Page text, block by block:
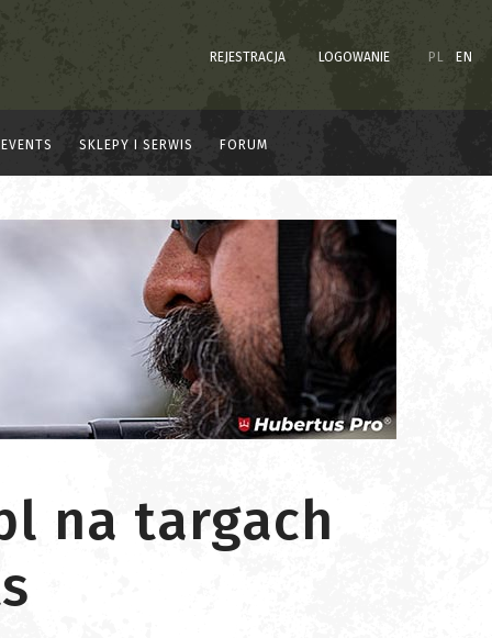
REJESTRACJA LOGOWANIE PL EN
EVENTS SKLEPY I SERWIS FORUM
na targach